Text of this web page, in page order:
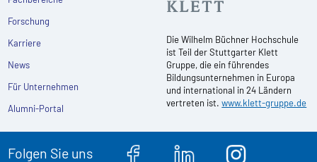
Forschung
Karriere
News
Für Unternehmen
Alumni-Portal
Die Wilhelm Büchner Hochschule
ist Teil der Stuttgarter Klett
Gruppe, die ein führendes
Bildungsunternehmen in Europa
und international in 24 Ländern
vertreten ist.www.klett-gruppe.de
Folgen Sie uns